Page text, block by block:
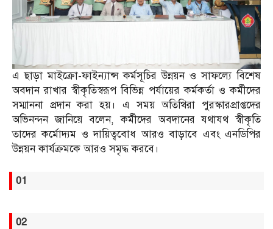
এ ছাড়া মাইক্রো-ফাইন্যান্স কর্মসূচির উন্নয়ন ও সাফল্যে বিশেষ
অবদান রাখার স্বীকৃতিস্বরূপ বিভিন্ন পর্যায়ের কর্মকর্তা ও কর্মীদের
সম্মাননা প্রদান করা হয়। এ সময় অতিথিরা পুরস্কারপ্রাপ্তদের
অভিনন্দন জানিয়ে বলেন, কর্মীদের অবদানের যথাযথ স্বীকৃতি
তাদের কর্মোদ্যম ও দায়িত্ববোধ আরও বাড়াবে এবং এনডিপির
উন্নয়ন কার্যক্রমকে আরও সমৃদ্ধ করবে।
01
02